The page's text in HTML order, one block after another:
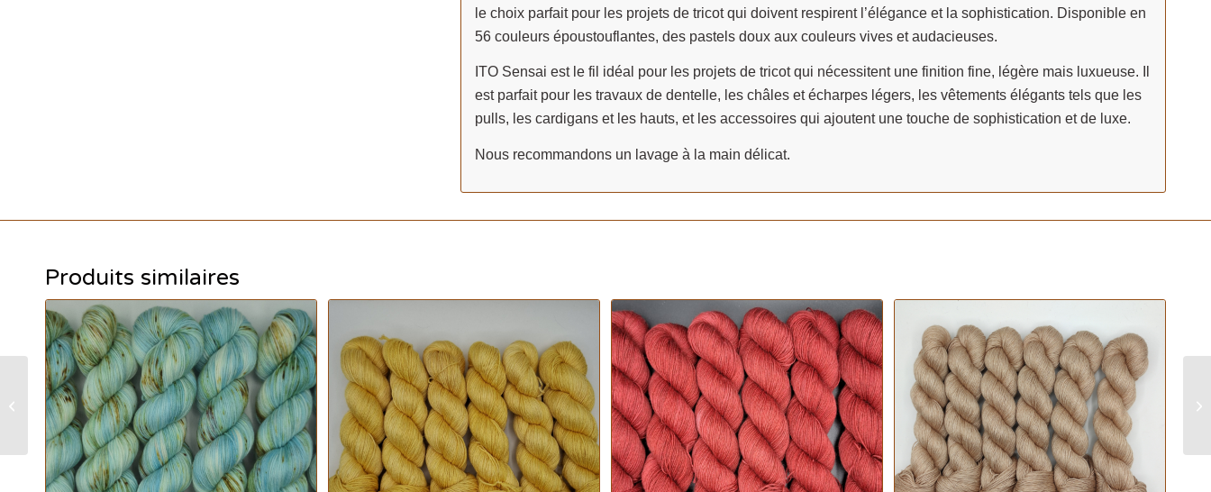
le choix parfait pour les projets de tricot qui doivent respirent l’élégance et la sophistication. Disponible en
56 couleurs époustouflantes, des pastels doux aux couleurs vives et audacieuses.
ITO Sensai est le fil idéal pour les projets de tricot qui nécessitent une finition fine, légère mais luxueuse. Il
est parfait pour les travaux de dentelle, les châles et écharpes légers, les vêtements élégants tels que les
pulls, les cardigans et les hauts, et les accessoires qui ajoutent une touche de sophistication et de luxe.
Nous recommandons un lavage à la main délicat.
Produits similaires
ITO SENSAI – Yellow
0305